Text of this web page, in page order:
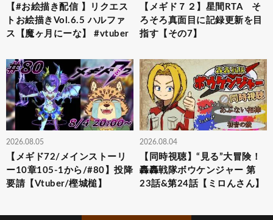
【#お絵描き配信 】リクエス
トお絵描きVol.6.5 ハルファ
ス【魔ヶ月にーな】 #vtuber
【メギド７２】星間RTA そ
ろそろ真面目に記録更新を目
指す【その7】
2026.08.05
【メギド72/メインストーリ
ー10章105-1から/#80】投降
要請【Vtuber/樫城槌】
2026.08.04
【同時視聴】“見る”大冒険！
轟轟戦隊ボウケンジャー 第
23話&第24話【ミロんさん】